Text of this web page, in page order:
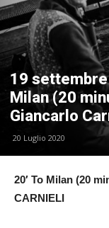
19 settembre
Milan (20
Giancarlo
20 Luglio 2020
20′ To Milan (20
CARNIELI